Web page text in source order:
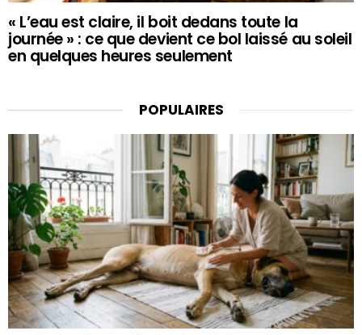
« L’eau est claire, il boit dedans toute la
journée » : ce que devient ce bol laissé au soleil
en quelques heures seulement
POPULAIRES